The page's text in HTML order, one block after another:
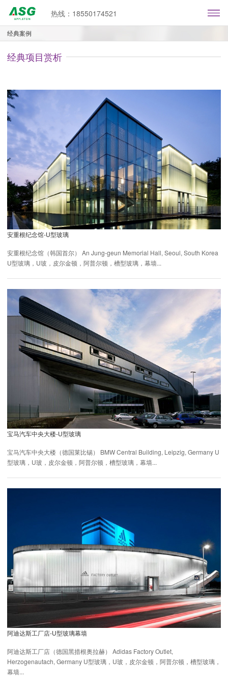
热线：18550174521
经典案例
经典项目赏析
安重根纪念馆-U型玻璃
安重根纪念馆（韩国首尔） An Jung-geun Memorial Hall, Seoul, South Korea
U型玻璃，U玻，皮尔金顿，阿普尔顿，槽型玻璃，幕墙...
宝马汽车中央大楼-U型玻璃
宝马汽车中央大楼（德国莱比锡） BMW Central Building, Leipzig, Germany U
型玻璃，U玻，皮尔金顿，阿普尔顿，槽型玻璃，幕墙...
阿迪达斯工厂店-U型玻璃幕墙
阿迪达斯工厂店（德国黑措根奥拉赫） Adidas Factory Outlet,
Herzogenautach, Germany U型玻璃，U玻，皮尔金顿，阿普尔顿，槽型玻璃，
幕墙...